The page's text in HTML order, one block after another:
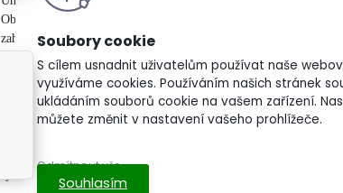
S cílem usnadnit uživatelům používat naše
využíváme cookies. Používáním našich stránek
ukládáním souborů cookie na vašem zařízení.
můžete změnit v nastavení vašeho prohlížeče.
Odmítnout vše
Souhlasím
Obsahuje výběrové odrůdy trav, které se dobře zapojují do
zahrady, sídliště či okolí cest. Díky rychlému vývoji a schopnosti
Vlastnosti:
rychlý vývoj a dobré zapojení do porostu